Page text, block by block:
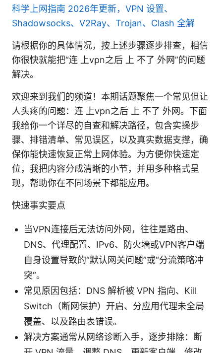
科学上网指南 2026年更新，VPN 设置、
Shadowsocks、V2Ray、Trojan、Clash 全解
请根据你的具体情况，按上述步骤逐步排查，相信
你很快就能把“连 上vpn之后 上 不了 外网”的问题
解决。
欢迎来到我们的频道！本期话题聚焦一个常见但让
人头疼的问题：连 上vpn之后 上 不了 外网。下面
我给你一个详尽的自查和解决路径，包含实操步
骤、排错清单、常见误区，以及真实数据支撑，确
保你能快速恢复正常上网体验。为方便你快速定
位，我把内容分成清晰的小节，并用多种格式呈
现，帮助你在不同场景下都能应用。
快速事实要点
当VPN连接后无法访问外网，往往是路由、
DNS、代理配置、IPv6、防火墙或VPN客户端
自身设置导致的“默认网关问题”或“分流策略冲
突”。
常见原因包括：DNS 解析被 VPN 指向、Kill
Switch（断网保护）开启、分应用代理未全局
覆盖、以及路由表错误。
解决方案通常从网络诊断入手，逐步排除：断